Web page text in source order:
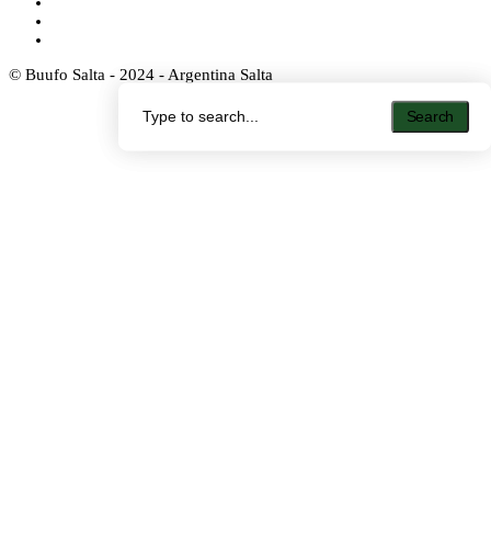
Search
Search
© Buufo Salta - 2024 - Argentina Salta